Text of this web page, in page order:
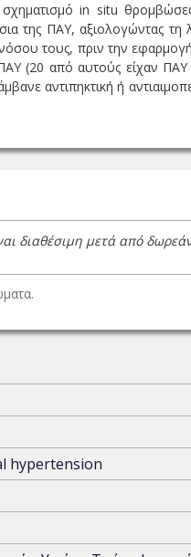
σχηματισμό in situ
της ΠΑΥ, αξιολογώντας τη
νόσου τους, πριν την
(20 από αυτούς είχαν ΠΑΥ
αντιπηκτική ή
διαθέσιμη μετά από
hypertension